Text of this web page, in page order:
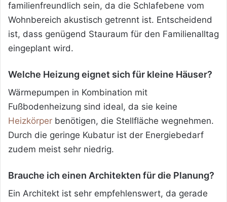
familienfreundlich sein, da die Schlafebene vom
Wohnbereich akustisch getrennt ist. Entscheidend
ist, dass genügend Stauraum für den Familienalltag
eingeplant wird.
Welche Heizung eignet sich für kleine Häuser?
Wärmepumpen in Kombination mit
Fußbodenheizung sind ideal, da sie keine
Heizkörper benötigen, die Stellfläche wegnehmen.
Durch die geringe Kubatur ist der Energiebedarf
zudem meist sehr niedrig.
Brauche ich einen Architekten für die Planung?
Ein Architekt ist sehr empfehlenswert, da gerade